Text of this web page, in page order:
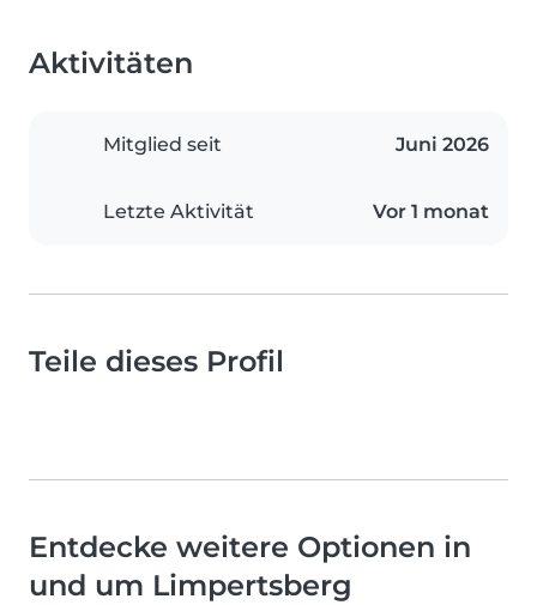
Aktivitäten
Mitglied seit Juni 2026
Letzte Aktivität Vor 1 monat
Teile dieses Profil
Entdecke weitere Optionen in
und um Limpertsberg